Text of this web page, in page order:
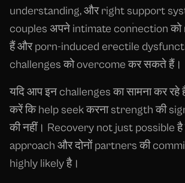
understanding, और right support
couples अपने intimate connection
हैं और porn-induced erectile
challenges को overcome कर सकते हैं।
यदि आप इन challenges का सामना कर रहे
करें कि help seek करना strength की
की नहीं। Recovery not just possible
approach और दोनों partners की
highly likely है।